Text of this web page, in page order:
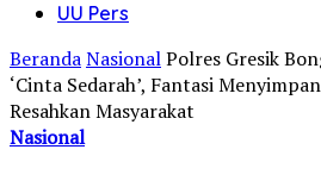
UU Pers
BerandaNasionalPolres Gresik
‘Cinta Sedarah’, Fantasi
Resahkan Masyarakat
Nasional